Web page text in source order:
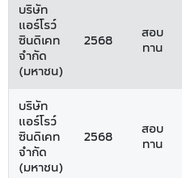
บริษัท
แอร์โรว์
ซินดิเคท
จำกัด
(มหาชน)
2568
สอบ
ทาน
บริษัท
แอร์โรว์
ซินดิเคท
จำกัด
(มหาชน)
2568
สอบ
ทาน